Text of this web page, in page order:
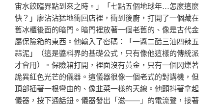
宙水餃臨界點到來之時。」「七點五個地球年…怎麼這麼
快？」廖沾沾猛地衝回店裡，衝到後廚，打開了一個藏在
舊冰櫃後面的暗門。暗門裡放著一個老舊的、像是古代金
屬保險箱的東西。他輸入了密碼：「一醬二醋三油四辣五
蒜泥」（這是醬料界的基礎公式，只有像他這樣的傳統派
才會用）。保險箱打開，裡面沒有黃金，只有一個閃爍著
詭異紅色光芒的儀器。這儀器很像一個老式的對講機，但
頂部插著一根彎曲的、像韭菜一樣的天線。他顫抖著拿起
儀器，按下通話鈕。儀器發出「滋——」的電流聲，接著